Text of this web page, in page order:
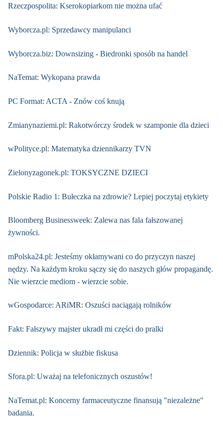
Rzeczpospolita: Kserokopiarkom nie można ufać
Wyborcza.pl: Sprzedawcy manipulanci
Wyborcza.biz: Downsizing - Biedronki sposób na handel
NaTemat: Wykopana prawda
PC Format: ACTA - Znów coś knują
Zmianynaziemi.pl: Rakotwórczy środek w szamponie dla dzieci
wPolityce.pl: Matematyka dziennikarzy TVN
Zielonyzagonek.pl: TOKSYCZNE DZIECI
Polskie Radio 1: Bułeczka na zdrowie? Lepiej poczytaj etykiety
Bloomberg Businessweek: Zalewa nas fala fałszowanej
żywności.
mPolska24.pl: Jesteśmy okłamywani co do przyczyn naszej
nędzy. Na każdym kroku sączy się do naszych głów propagandę.
Nie wierzcie mediom - wierzcie sobie.
wGospodarce: ARiMR: Oszuści naciągają rolników
Fakt: Fałszywy majster ukradł mi części do pralki
Dziennik: Policja w służbie fiskusa
Sfora.pl: Uważaj na telefonicznych oszustów!
NaTemat.pl: Koncerny farmaceutyczne finansują "niezależne"
badania.